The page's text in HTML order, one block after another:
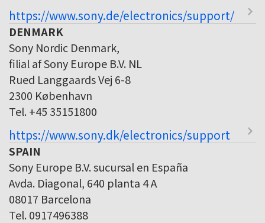
https://www.sony.de/electronics/support/
DENMARK
Sony Nordic Denmark,
filial af Sony Europe B.V. NL
Rued Langgaards Vej 6-8
2300 København
Tel. +45 35151800
https://www.sony.dk/electronics/support
SPAIN
Sony Europe B.V. sucursal en España
Avda. Diagonal, 640 planta 4 A
08017 Barcelona
Tel. 0917496388